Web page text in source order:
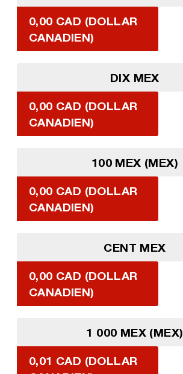
0,00 CAD (DOLLAR
CANADIEN)
DIX MEX
0,00 CAD (DOLLAR
CANADIEN)
100 MEX (MEX)
0,00 CAD (DOLLAR
CANADIEN)
CENT MEX
0,00 CAD (DOLLAR
CANADIEN)
1 000 MEX (MEX)
0,01 CAD (DOLLAR